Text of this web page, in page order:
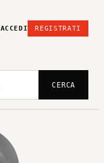
ACCEDI REGISTRATI
CERCA